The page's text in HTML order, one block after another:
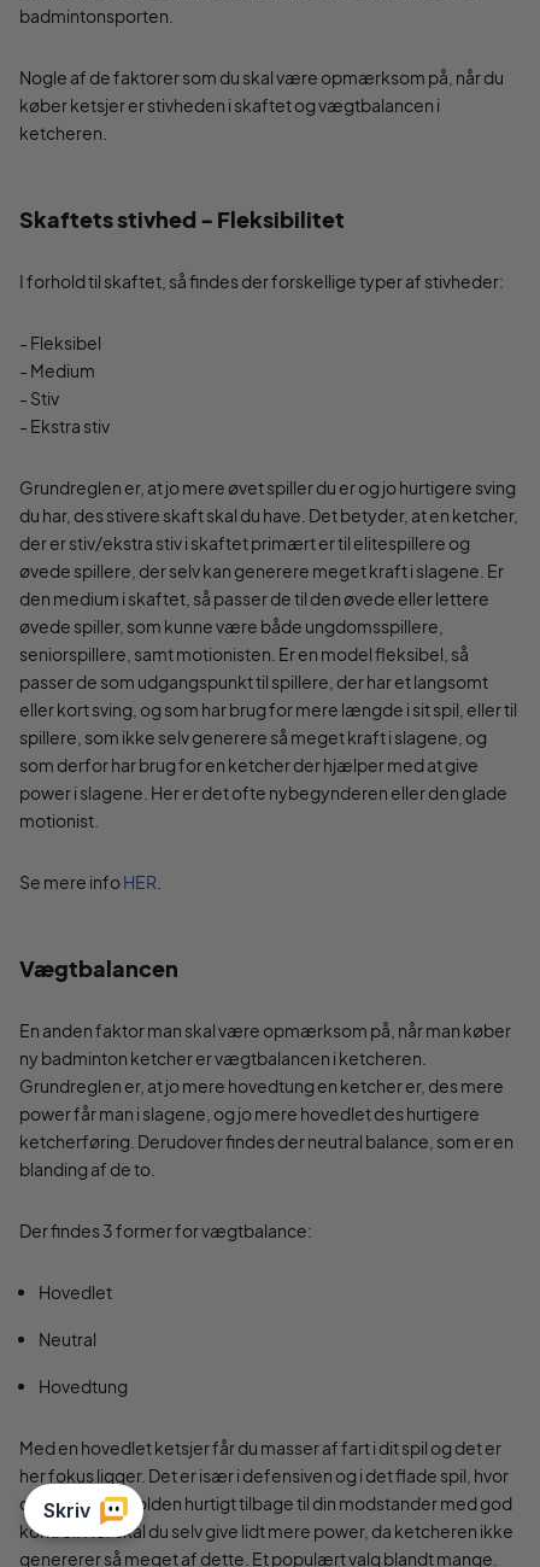
badmintonsporten.
Nogle af de faktorer som du skal være opmærksom på, når du
køber ketsjer er stivheden i skaftet og vægtbalancen i
ketcheren.
Skaftets stivhed - Fleksibilitet
I forhold til skaftet, så findes der forskellige typer af stivheder:
- Fleksibel
- Medium
- Stiv
- Ekstra stiv
Grundreglen er, at jo mere øvet spiller du er og jo hurtigere sving
du har, des stivere skaft skal du have. Det betyder, at en ketcher,
der er stiv/ekstra stiv i skaftet primært er til elitespillere og
øvede spillere, der selv kan generere meget kraft i slagene. Er
den medium i skaftet, så passer de til den øvede eller lettere
øvede spiller, som kunne være både ungdomsspillere,
seniorspillere, samt motionisten. Er en model fleksibel, så
passer de som udgangspunkt til spillere, der har et langsomt
eller kort sving, og som har brug for mere længde i sit spil, eller til
spillere, som ikke selv generere så meget kraft i slagene, og
som derfor har brug for en ketcher der hjælper med at give
power i slagene. Her er det ofte nybegynderen eller den glade
motionist.
Se mere infoHER
Vægtbalancen
En anden faktor man skal være opmærksom på, når man køber
ny badminton ketcher er vægtbalancen i ketcheren.
Grundreglen er, at jo mere hovedtung en ketcher er, des mere
power får man i slagene, og jo mere hovedlet des hurtigere
ketcherføring. Derudover findes der neutral balance, som er en
blanding af de to.
Der findes 3 former for vægtbalance:
Hovedlet
Neutral
Hovedtung
Med en hovedlet ketsjer får du masser af fart i dit spil og det er
her fokus ligger. Det er især i defensiven og i det flade spil, hvor
du kan skyde bolden hurtigt tilbage til din modstander med god
kontrol. Her skal du selv give lidt mere power, da ketcheren ikke
genererer så meget af dette. Et populært valg blandt mange.